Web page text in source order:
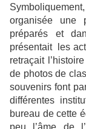
organisée une
préparés et
présentait les
retraçait
de photos de
souvenirs font
différentes
bureau de cette